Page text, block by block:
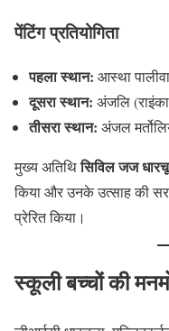
पेंटिंग प्रतियोगिता
पहला स्थान: आस्था
दूसरा स्थान: अंजलि
तीसरा स्थान: अंजल
मुख्य अतिथिसिविल जज
किया और उनके उत्साह की
प्रेरित किया।
स्कूली बच्चों की